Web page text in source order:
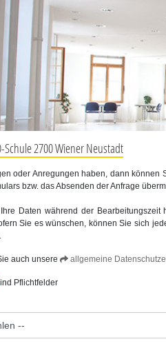
Schule 2700 Wiener Neustadt
oder Anregungen haben, dann können
bzw. das Absenden der Anfrage
Daten während der
Sie es wünschen, können Sie sich
auch unsere allgemeine
Pflichtfelder